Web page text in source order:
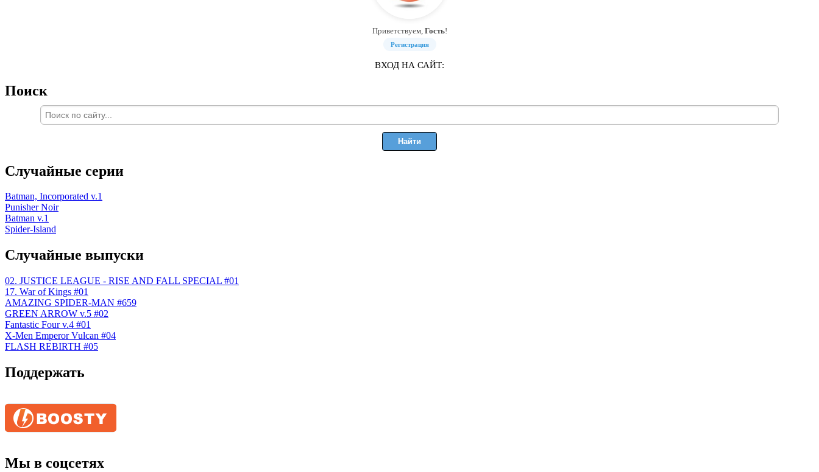
Приветствуем, Гость!
Регистрация
ВХОД НА САЙТ:
Поиск
Случайные серии
Batman, Incorporated v.1
Punisher Noir
Batman v.1
Spider-Island
Случайные выпуски
02. JUSTICE LEAGUE - RISE AND FALL SPECIAL #01
17. War of Kings #01
AMAZING SPIDER-MAN #659
GREEN ARROW v.5 #02
Fantastic Four v.4 #01
X-Men Emperor Vulcan #04
FLASH REBIRTH #05
Поддержать
Мы в соцсетях